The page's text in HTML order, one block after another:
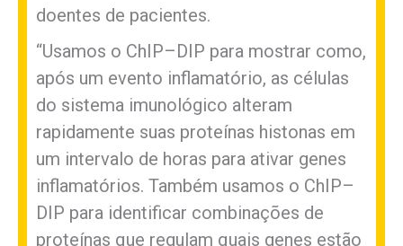
doentes de pacientes.
“Usamos o ChIP–DIP para mostrar como,
após um evento inflamatório, as células
do sistema imunológico alteram
rapidamente suas proteínas histonas em
um intervalo de horas para ativar genes
inflamatórios. Também usamos o ChIP–
DIP para identificar combinações de
proteínas que regulam quais genes estão